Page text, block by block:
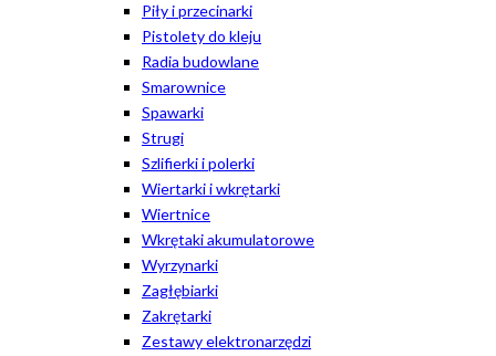
Piły i przecinarki
Pistolety do kleju
Radia budowlane
Smarownice
Spawarki
Strugi
Szlifierki i polerki
Wiertarki i wkrętarki
Wiertnice
Wkrętaki akumulatorowe
Wyrzynarki
Zagłębiarki
Zakrętarki
Zestawy elektronarzędzi